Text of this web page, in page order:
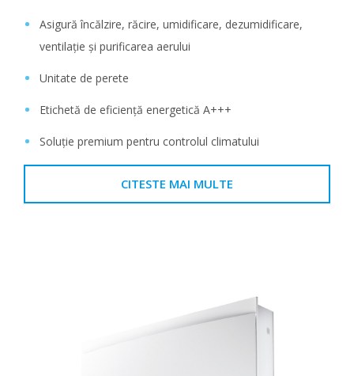
Asigură încălzire, răcire, umidificare, dezumidificare,
ventilație și purificarea aerului
Unitate de perete
Etichetă de eficiență energetică A+++
Soluție premium pentru controlul climatului
CITESTE MAI MULTE